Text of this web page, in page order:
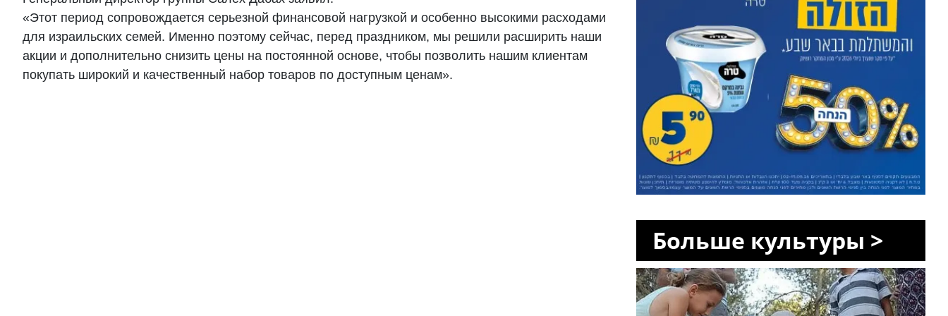
«Этот период сопровождается серьезной финансовой нагрузкой и особенно высокими расходами
для израильских семей. Именно поэтому сейчас, перед праздником, мы решили расширить наши
акции и дополнительно снизить цены на постоянной основе, чтобы позволить нашим клиентам
покупать широкий и качественный набор товаров по доступным ценам».
Больше культуры >